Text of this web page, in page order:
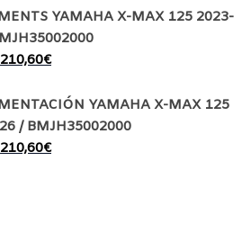
YAMAHA X-MAX 125 2023-
210,60€
YAMAHA X-MAX 125
/ BMJH35002000
210,60€